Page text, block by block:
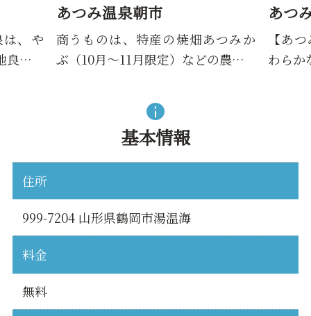
、や
良…
あつみ温泉朝市
商うものは、特産の焼畑あつみか
ぶ（10月～11月限定）などの農…
あつ
【あ
わらか
基本情報
住所
999-7204 山形県鶴岡市湯温海
料金
無料